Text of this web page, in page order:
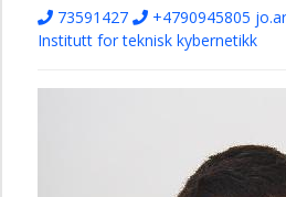
73591427 +4790945805
Institutt for teknisk kybernetikk